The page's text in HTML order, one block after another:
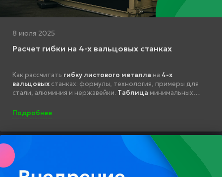
8 июля 2025
Расчет гибки на 4-х вальцовых станках
Как рассчитать гибку листового металла на 4-х
вальцовых станках: формулы, технология, примеры для
стали, алюминия и нержавейки. Таблица минимальных
Подробнее